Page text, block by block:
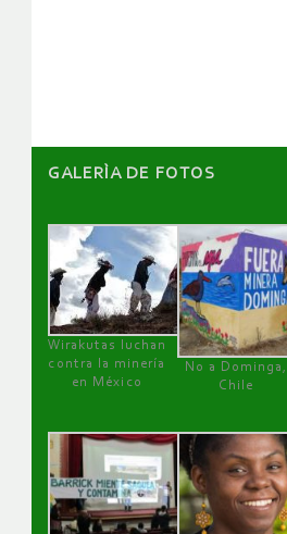
GALERÌA DE FOTOS
Wirakutas luchan
contra la minería
en México
No a Dominga,
Chile